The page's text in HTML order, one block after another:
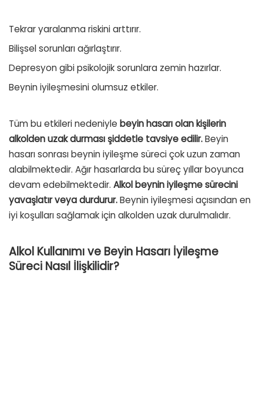
Tekrar yaralanma riskini arttırır.
Bilişsel sorunları ağırlaştırır.
Depresyon gibi psikolojik sorunlara zemin hazırlar.
Beynin iyileşmesini olumsuz etkiler.
Tüm bu etkileri nedeniyle beyin hasarı olan kişilerin
alkolden uzak durması şiddetle tavsiye edilir.Beyin
hasarı sonrası beynin iyileşme süreci çok uzun zaman
alabilmektedir. Ağır hasarlarda bu süreç yıllar boyunca
devam edebilmektedir. Alkol beynin iyileşme sürecini
yavaşlatır veya durdurur.Beynin iyileşmesi açısından en
iyi koşulları sağlamak için alkolden uzak durulmalıdır.
Alkol Kullanımı ve Beyin Hasarı İyileşme
Süreci Nasıl İlişkilidir?